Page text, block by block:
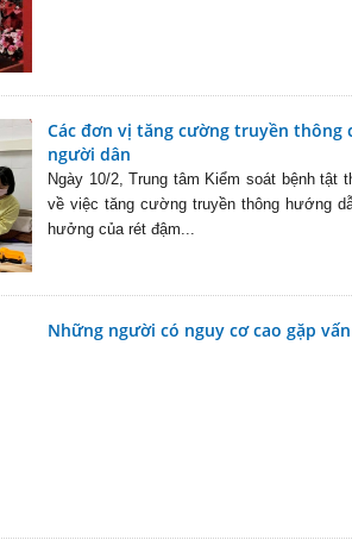
Các đơn vị tăng cường truyền thông
người dân
Ngày 10/2, Trung tâm Kiểm soát bệnh tật
về việc tăng cường truyền thông hướng
hưởng của rét đậm...
Những người có nguy cơ cao gặp